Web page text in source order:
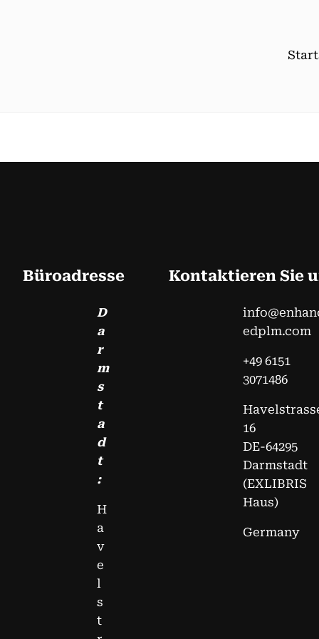
Büroadresse
D
a
r
m
s
t
a
d
t
:
H
a
v
e
l
s
t
Kontaktieren Sie
edplm.com
+49 6151
3071486
16
DE-64295
Darmstadt
(EXLIBRIS
Haus)
Germany